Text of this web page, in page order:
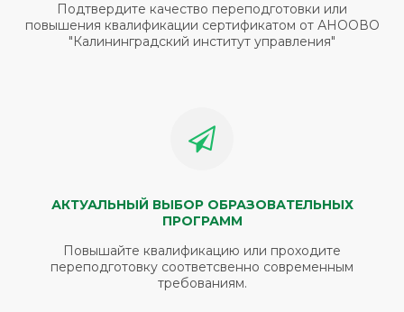
Подтвердите качество переподготовки или
повышения квалификации сертификатом от АНООВО
"Калининградский институт управления"
АКТУАЛЬНЫЙ ВЫБОР ОБРАЗОВАТЕЛЬНЫХ
ПРОГРАММ
Повышайте квалификацию или проходите
переподготовку соответсвенно современным
требованиям.